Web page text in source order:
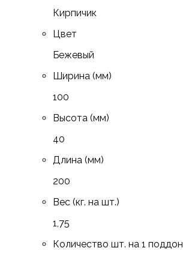
Кирпичик
Цвет
Бежевый
Ширина (мм)
100
Высота (мм)
40
Длина (мм)
200
Вес (кг. на шт.)
1,75
Количество шт. на 1 поддон